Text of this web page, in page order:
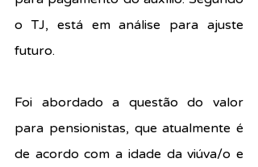
o TJ, está em análise para ajuste
futuro.
Foi abordado a questão do valor
para pensionistas, que atualmente é
de acordo com a idade da viúva/o e